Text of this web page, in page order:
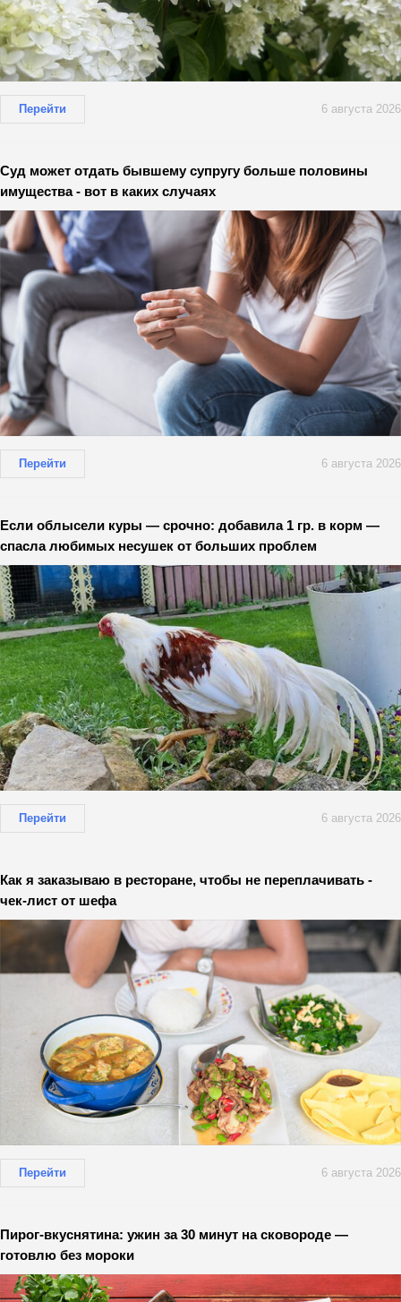
Перейти 6 августа 2026
Суд может отдать бывшему супругу больше половины
имущества - вот в каких случаях
Перейти 6 августа 2026
Если облысели куры — срочно: добавила 1 гр. в корм —
спасла любимых несушек от больших проблем
Перейти 6 августа 2026
Как я заказываю в ресторане, чтобы не переплачивать -
чек-лист от шефа
Перейти 6 августа 2026
Пирог-вкуснятина: ужин за 30 минут на сковороде —
готовлю без мороки